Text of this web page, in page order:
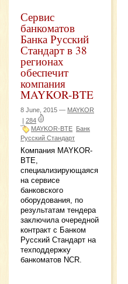
Сервис
банкоматов
Банка Русский
Стандарт в 38
регионах
обеспечит
компания
MAYKOR-BTE
8 June, 2015 — MAYKOR
| 284
MAYKOR-BTE Банк
Русский Стандарт
Компания MAYKOR-
BTE,
специализирующаяся
на сервисе
банковского
оборудования, по
результатам тендера
заключила очередной
контракт с Банком
Русский Стандарт на
техподдержку
банкоматов NCR.